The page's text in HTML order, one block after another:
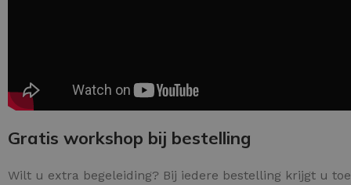
Gratis workshop bij bestelling
Wilt u extra begeleiding? Bij iedere bestelling krijgt u